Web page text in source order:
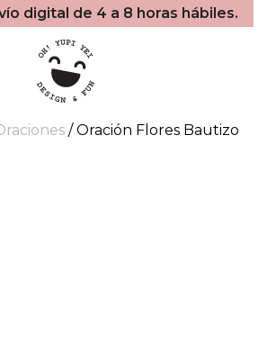
digital de 4 a 8 horas hábiles.
/ Oración Flores Bautizo